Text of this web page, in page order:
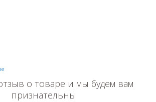
о товаре и мы будем вам
признательны